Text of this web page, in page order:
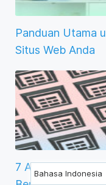
Panduan Utama
Situs Web Anda
7 Alat
Bahasa Indonesia